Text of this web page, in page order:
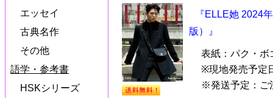
エッセイ
古典名作
その他
語学・参考書
HSKシリーズ
『ELLE她 2024
版）』
表紙：パク・ボ
※現地発売予定
※発送予定：ご